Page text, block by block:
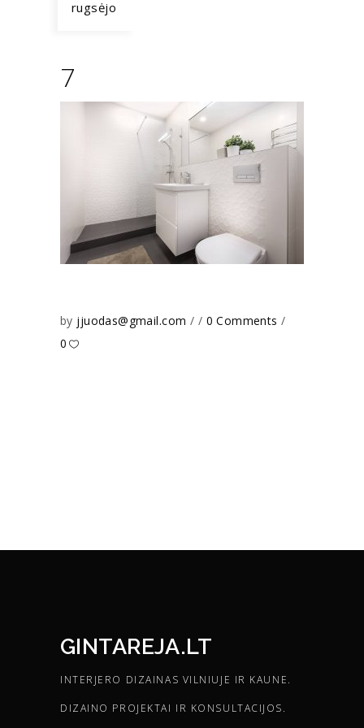
rugsėjo
7
by jjuodas@gmail.com
0 Comments
0
GINTAREJA.LT
INTERJERO DIZAINAS VILNIUJE IR KAUNE.
DIZAINO PROJEKTAI IR KONSULTACIJOS.